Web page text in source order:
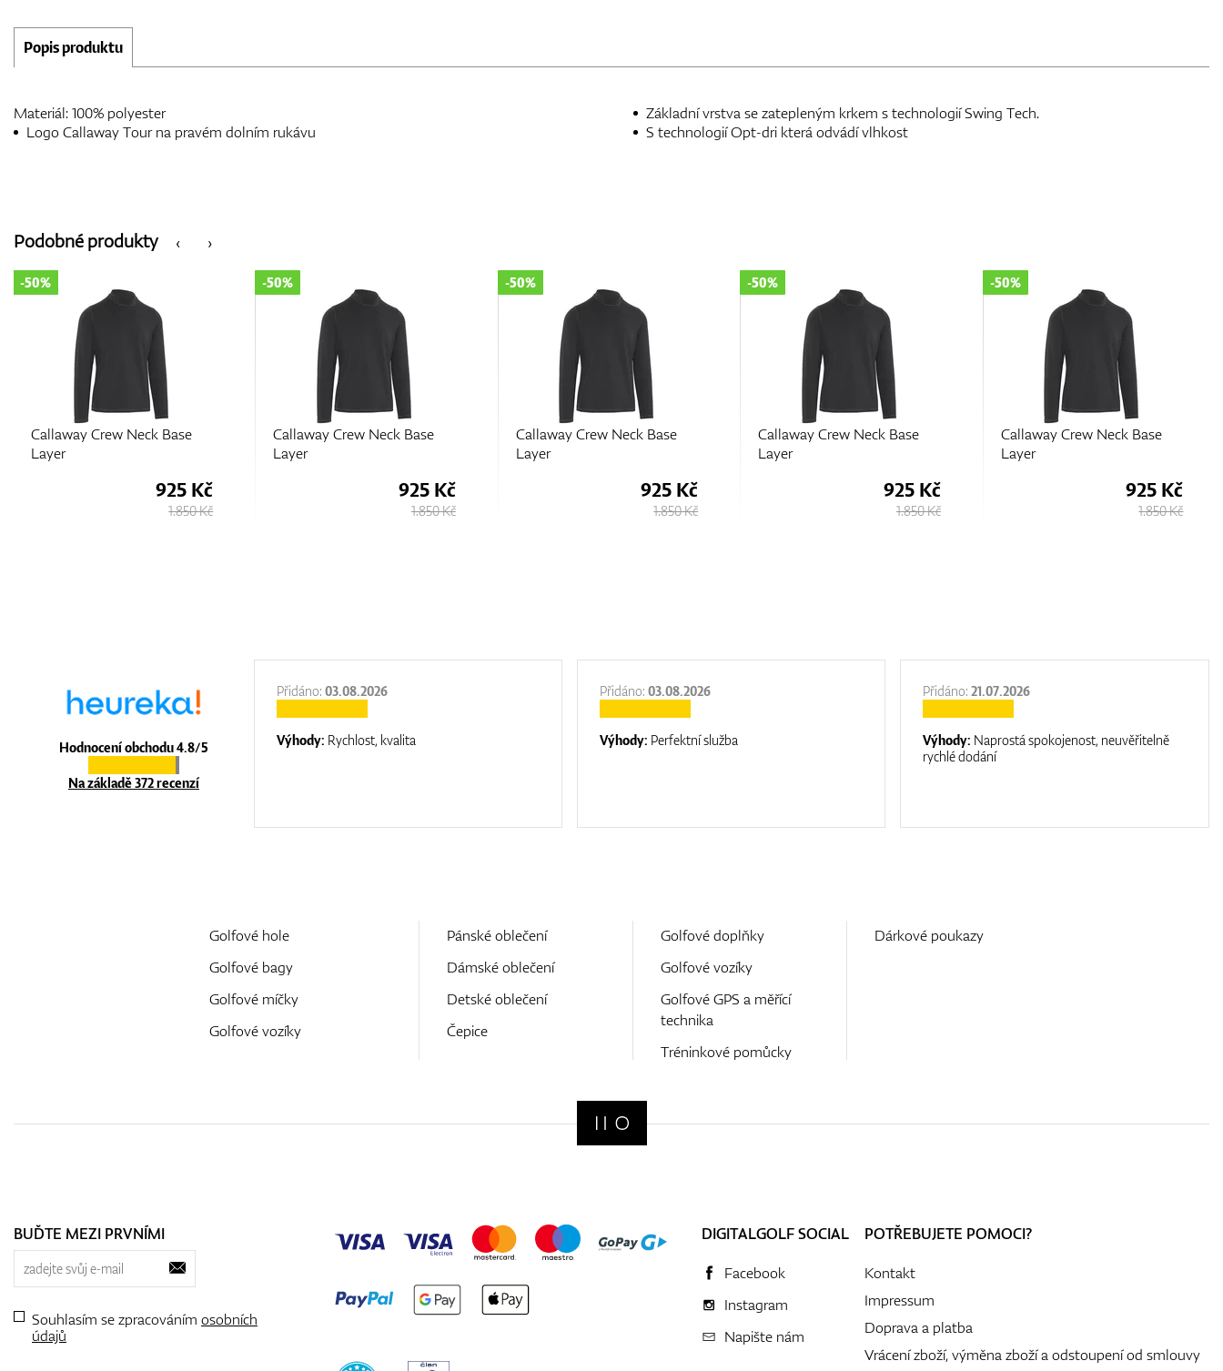
Popis produktu
Materiál: 100% polyester
Logo Callaway Tour na pravém dolním rukávu
Základní vrstva se zatepleným krkem s technologií Swing Tech.
S technologií Opt-dri která odvádí vlhkost
‹
Podobné produkty ›
Callaway Crew Neck Base
Layer
-50%
925 Kč
1.850 Kč
Callaway Crew Neck Base
Layer
-50%
925 Kč
1.850 Kč
Callaway Crew Neck Base
Layer
-50%
925 Kč
1.850 Kč
Callaway Crew Neck Base
Layer
-50%
925 Kč
1.850 Kč
Callaway Crew Neck Base
Layer
-50%
925 Kč
1.850 Kč
Hodnocení obchodu 4.8/5
Na základě 372 recenzí
Přidáno:03.08.2026
Výhody: Rychlost, kvalita
Přidáno:03.08.2026
Výhody: Perfektní služba
Přidáno:21.07.2026
Výhody: Naprostá spokojenost, neuvěřitelně
rychlé dodání
Golfové hole
Golfové bagy
Golfové míčky
Golfové vozíky
Pánské oblečení
Dámské oblečení
Detské oblečení
Čepice
Golfové doplňky
Golfové vozíky
Golfové GPS a měřící
technika
Tréninkové pomůcky
Dárkové poukazy
BUĎTE MEZI PRVNÍMI
Souhlasím se zpracováním osobních
údajů
DIGITALGOLF SOCIAL
Facebook
Instagram
Napište nám
POTŘEBUJETE POMOCI?
Kontakt
Impressum
Doprava a platba
Vrácení zboží, výměna zboží a odstoupení od smlouvy